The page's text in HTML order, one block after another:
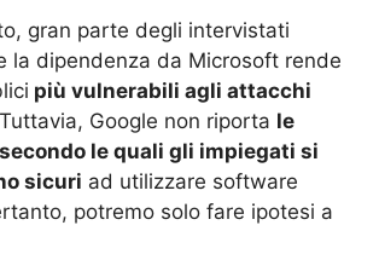
gran parte degli intervistati
la dipendenza da Microsoft rende
più vulnerabili agli attacchi
Google non riporta le
le quali gli impiegati si
sicuri ad utilizzare software
potremo solo fare ipotesi a